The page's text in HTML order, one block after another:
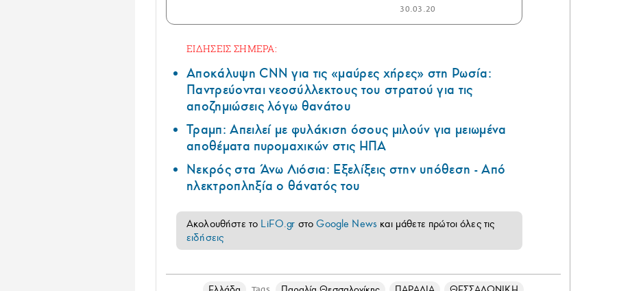
30.03.20
ΕΙΔΗΣΕΙΣ ΣΗΜΕΡΑ:
Αποκάλυψη CNN για τις «μαύρες χήρες» στη Ρωσία:
Παντρεύονται νεοσύλλεκτους του στρατού για τις
αποζημιώσεις λόγω θανάτου
Τραμπ: Απειλεί με φυλάκιση όσους μιλούν για μειωμένα
αποθέματα πυρομαχικών στις ΗΠΑ
Νεκρός στα Άνω Λιόσια: Εξελίξεις στην υπόθεση - Από
ηλεκτροπληξία ο θάνατός του
Ακολουθήστε το LiFO.gr στοGoogle News και μάθετε πρώτοι όλες τις
ειδήσεις